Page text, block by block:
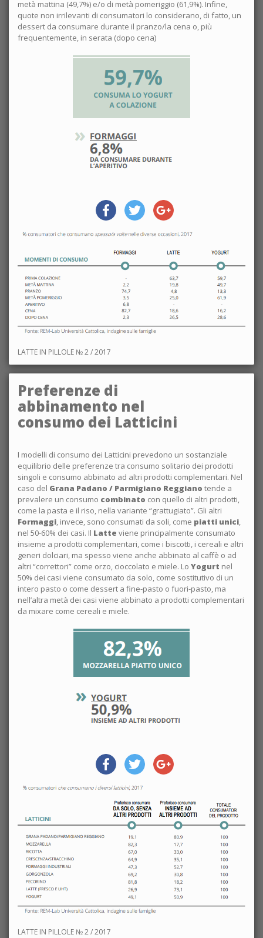
metà mattina (49,7%) e/o di metà pomeriggio (61,9%). Infine,
quote non irrilevanti di consumatori lo considerano, di fatto, un
dessert da consumare durante il pranzo/la cena o, più
frequentemente, in serata (dopo cena)
LATTE IN PILLOLE № 2 / 2017
Preferenze di
abbinamento nel
consumo dei Latticini
I modelli di consumo dei Latticini prevedono un sostanziale
equilibrio delle preferenze tra consumo solitario dei prodotti
singoli e consumo abbinato ad altri prodotti complementari. Nel
caso del Grana Padano / Parmigiano Reggiano tende a
prevalere un consumo combinato con quello di altri prodotti,
come la pasta e il riso, nella variante “grattugiato”. Gli altri
Formaggi, invece, sono consumati da soli, come piatti unici,
nel 50-60% dei casi. Il Latte viene principalmente consumato
insieme a prodotti complementari, come i biscotti, i cereali e altri
generi dolciari, ma spesso viene anche abbinato al caffè o ad
altri “correttori” come orzo, cioccolato e miele. Lo Yogurt nel
50% dei casi viene consumato da solo, come sostitutivo di un
intero pasto o come dessert a fine-pasto o fuori-pasto, ma
nell’altra metà dei casi viene abbinato a prodotti complementari
da mixare come cereali e miele.
LATTE IN PILLOLE № 2 / 2017